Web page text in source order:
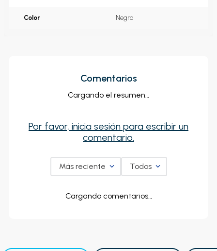
Color Negro
Comentarios
Cargando el resumen…
Por favor, inicia sesión para escribir un
comentario.
Más reciente Todos
Cargando comentarios…